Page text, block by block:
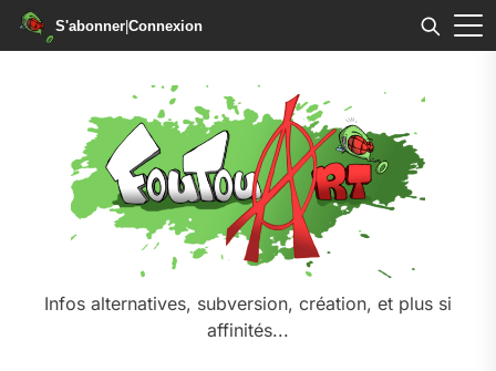
S'abonner|Connexion
Infos alternatives, subversion, création, et plus si
affinités...